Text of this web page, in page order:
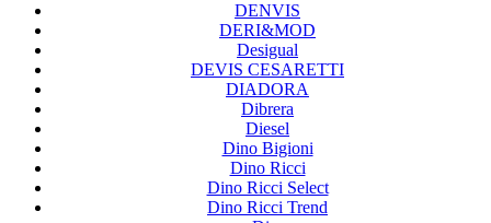
DENVIS
DERI&MOD
Desigual
DEVIS CESARETTI
DIADORA
Dibrera
Diesel
Dino Bigioni
Dino Ricci
Dino Ricci Select
Dino Ricci Trend